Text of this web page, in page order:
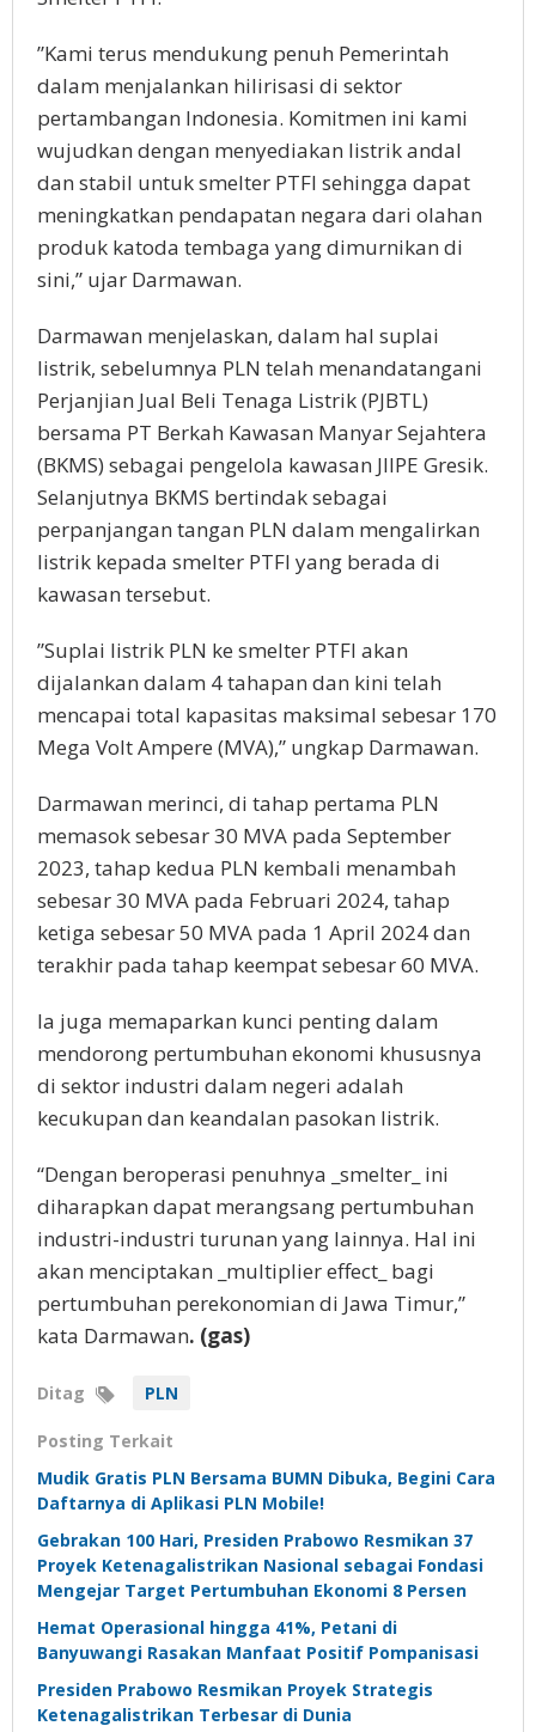
”Kami terus mendukung penuh Pemerintah
dalam menjalankan hilirisasi di sektor
pertambangan Indonesia. Komitmen ini kami
wujudkan dengan menyediakan listrik andal
dan stabil untuk smelter PTFI sehingga dapat
meningkatkan pendapatan negara dari olahan
produk katoda tembaga yang dimurnikan di
sini,” ujar Darmawan.
Darmawan menjelaskan, dalam hal suplai
listrik, sebelumnya PLN telah menandatangani
Perjanjian Jual Beli Tenaga Listrik (PJBTL)
bersama PT Berkah Kawasan Manyar Sejahtera
(BKMS) sebagai pengelola kawasan JIIPE Gresik.
Selanjutnya BKMS bertindak sebagai
perpanjangan tangan PLN dalam mengalirkan
listrik kepada smelter PTFI yang berada di
kawasan tersebut.
”Suplai listrik PLN ke smelter PTFI akan
dijalankan dalam 4 tahapan dan kini telah
mencapai total kapasitas maksimal sebesar 170
Mega Volt Ampere (MVA),” ungkap Darmawan.
Darmawan merinci, di tahap pertama PLN
memasok sebesar 30 MVA pada September
2023, tahap kedua PLN kembali menambah
sebesar 30 MVA pada Februari 2024, tahap
ketiga sebesar 50 MVA pada 1 April 2024 dan
terakhir pada tahap keempat sebesar 60 MVA.
Ia juga memaparkan kunci penting dalam
mendorong pertumbuhan ekonomi khususnya
di sektor industri dalam negeri adalah
kecukupan dan keandalan pasokan listrik.
“Dengan beroperasi penuhnya _smelter_ ini
diharapkan dapat merangsang pertumbuhan
industri-industri turunan yang lainnya. Hal ini
akan menciptakan _multiplier effect_ bagi
pertumbuhan perekonomian di Jawa Timur,”
kata Darmawan. (gas)
Ditag PLN
Posting Terkait
Mudik Gratis PLN Bersama BUMN Dibuka, Begini Cara
Daftarnya di Aplikasi PLN Mobile!
Gebrakan 100 Hari, Presiden Prabowo Resmikan 37
Proyek Ketenagalistrikan Nasional sebagai Fondasi
Mengejar Target Pertumbuhan Ekonomi 8 Persen
Hemat Operasional hingga 41%, Petani di
Banyuwangi Rasakan Manfaat Positif Pompanisasi
Presiden Prabowo Resmikan Proyek Strategis
Ketenagalistrikan Terbesar di Dunia